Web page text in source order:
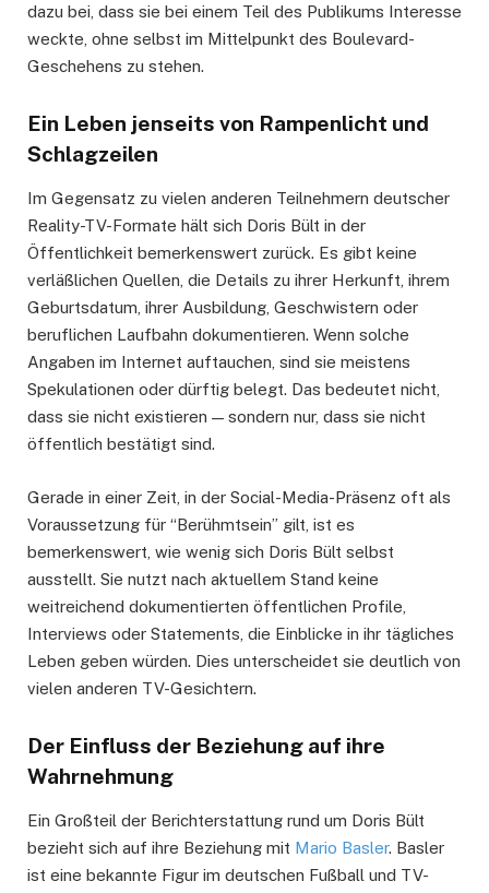
dazu bei, dass sie bei einem Teil des Publikums Interesse
weckte, ohne selbst im Mittelpunkt des Boulevard-
Geschehens zu stehen.
Ein Leben jenseits von Rampenlicht und
Schlagzeilen
Im Gegensatz zu vielen anderen Teilnehmern deutscher
Reality-TV-Formate hält sich Doris Bült in der
Öffentlichkeit bemerkenswert zurück. Es gibt keine
verläßlichen Quellen, die Details zu ihrer Herkunft, ihrem
Geburtsdatum, ihrer Ausbildung, Geschwistern oder
beruflichen Laufbahn dokumentieren. Wenn solche
Angaben im Internet auftauchen, sind sie meistens
Spekulationen oder dürftig belegt. Das bedeutet nicht,
dass sie nicht existieren — sondern nur, dass sie nicht
öffentlich bestätigt sind.
Gerade in einer Zeit, in der Social-Media-Präsenz oft als
Voraussetzung für “Berühmtsein” gilt, ist es
bemerkenswert, wie wenig sich Doris Bült selbst
ausstellt. Sie nutzt nach aktuellem Stand keine
weitreichend dokumentierten öffentlichen Profile,
Interviews oder Statements, die Einblicke in ihr tägliches
Leben geben würden. Dies unterscheidet sie deutlich von
vielen anderen TV-Gesichtern.
Der Einfluss der Beziehung auf ihre
Wahrnehmung
Ein Großteil der Berichterstattung rund um Doris Bült
bezieht sich auf ihre Beziehung mit Mario Basler. Basler
ist eine bekannte Figur im deutschen Fußball und TV-